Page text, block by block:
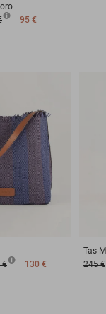
95 €
€ 130 €
Tas
245 €